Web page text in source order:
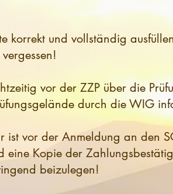
korrekt und vollständig
vor der ZZP über die
durch die WIG
ist vor der Anmeldung an den
eine Kopie der
beizulegen!